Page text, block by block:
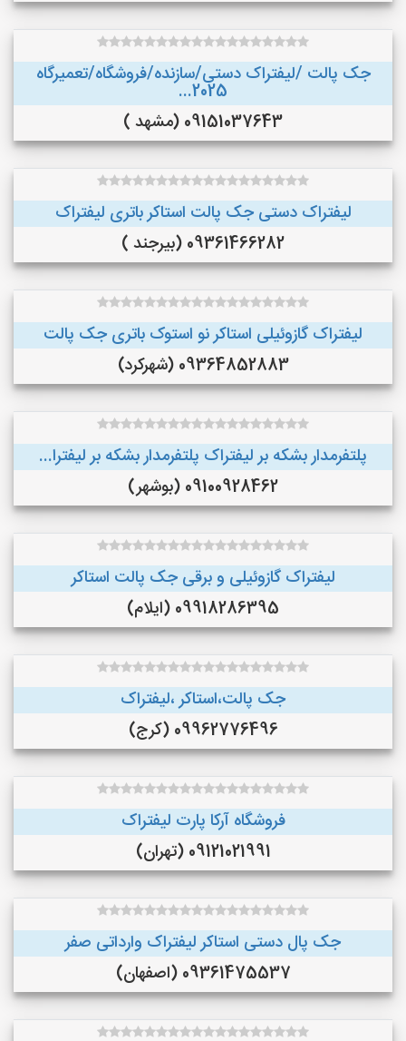
جک پالت /لیفتراک دستی/سازنده/فروشگاه/تعمیرگاه
2025...
09151037643 (مشهد )
لیفتراک دستی جک پالت استاکر باتری لیفتراک
09361466282 (بیرجند )
لیفتراک گازوئیلی استاکر نو استوک باتری جک پالت
09364852883 (شهرکرد)
پلتفرمدار بشکه بر لیفتراک پلتفرمدار بشکه بر لیفترا...
09100928462 (بوشهر)
لیفتراک گازوئیلی و برقی جک پالت استاکر
09918286395 (ایلام)
جک پالت،استاکر ،لیفتراک
09962776496 (کرج)
فروشگاه آرکا پارت لیفتراک
09121021991 (تهران)
جک پال دستی استاکر لیفتراک وارداتی صفر
09361475537 (اصفهان)